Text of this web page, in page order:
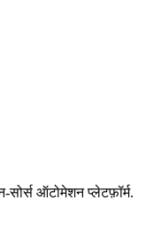
ऑटोमेशन प्लेटफ़ॉर्म.